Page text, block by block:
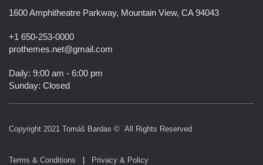
1600 Amphitheatre Parkway, Mountain View, CA 94043
+1 650-253-0000
prothemes.net@gmail.com
Daily: 9:00 am - 6:00 pm
Sunday: Closed
Copyright 2021 Tomáš Bardas © All Rights Reserved
Terms & Conditions Privacy & Policy